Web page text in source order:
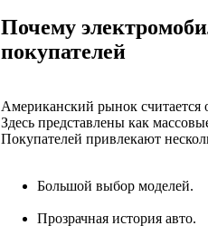
Почему
покупателей
Американский рынок считается
Здесь представлены как
Покупателей привлекают
Большой выбор моделей.
Прозрачная история авто.